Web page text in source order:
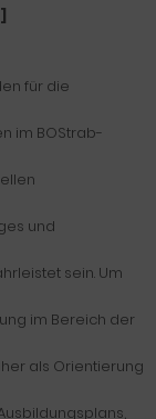
für die
im BOStrab-
und
sein. Um
im Bereich der
als Orientierung